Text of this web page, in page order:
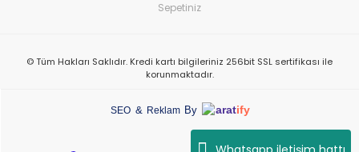
Sepetiniz
© Tüm Hakları Saklıdır. Kredi kartı bilgileriniz 256bit SSL sertifikası ile
korunmaktadır.
SEO & Reklam By aratify